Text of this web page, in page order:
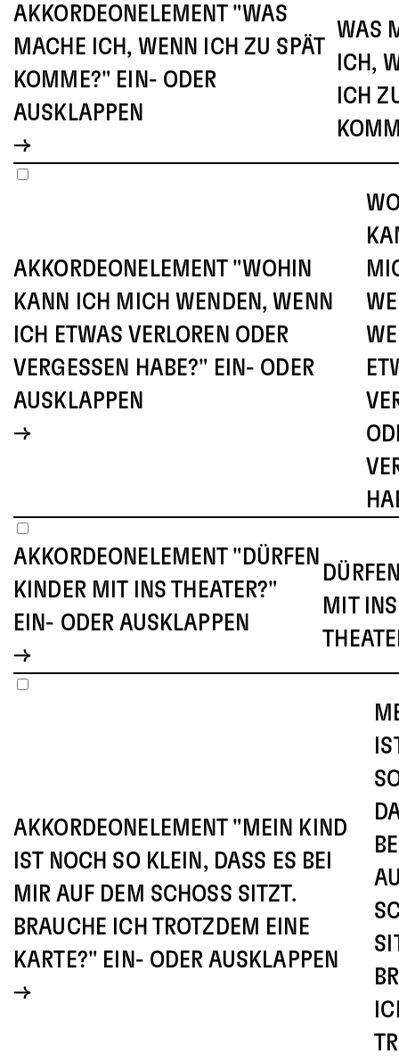
WAS
ICH,
ICH
AKKORDEONELEMENT "WAS
MACHE ICH, WENN ICH ZU SPÄT
KOMME?" EIN- ODER
AUSKLAPPEN
AKKORDEONELEMENT "WOHIN
KANN ICH MICH WENDEN, WENN
ICH ETWAS VERLOREN ODER
VERGESSEN HABE?" EIN- ODER
AUSKLAPPEN
MIT INS
AKKORDEONELEMENT "DÜRFEN
KINDER MIT INS THEATER?"
EIN- ODER AUSKLAPPEN
AKKORDEONELEMENT "MEIN KIND
IST NOCH SO KLEIN, DASS ES BEI
MIR AUF DEM SCHOSS SITZT. B
RAUCHE ICH TROTZDEM EINE K
ARTE?" EIN- ODER AUSKLAPPEN